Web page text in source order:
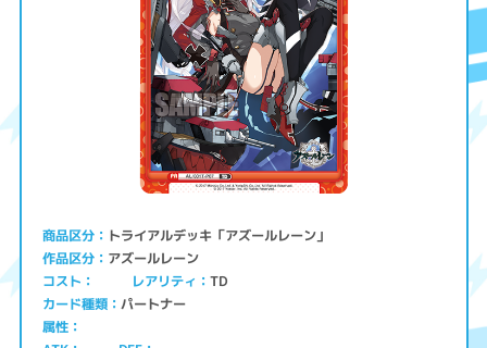
商品区分 トライアルデッキ「アズールレーン」
作品区分 アズールレーン
コスト レアリティ TD
カード種類 パートナー
属性